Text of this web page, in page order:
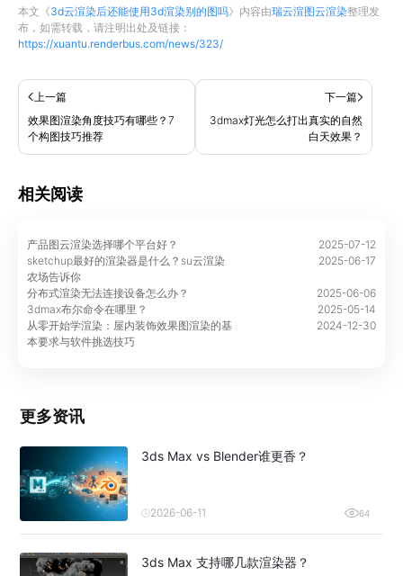
本文《3d云渲染后还能使用3d渲染别的图吗》内容由瑞云渲图云渲染整理发
布，如需转载，请注明出处及链接：
https://xuantu.renderbus.com/news/323/
上一篇
效果图渲染角度技巧有哪些？7
个构图技巧推荐
下一篇
3dmax灯光怎么打出真实的自然
白天效果？
相关阅读
产品图云渲染选择哪个平台好？
2025-07-12
sketchup最好的渲染器是什么？su云渲染
农场告诉你
2025-06-17
分布式渲染无法连接设备怎么办？
2025-06-06
3dmax布尔命令在哪里？
2025-05-14
从零开始学渲染：屋内装饰效果图渲染的基
本要求与软件挑选技巧
2024-12-30
更多资讯
3ds Max vs Blender谁更香？
2026-06-11 64
3ds Max 支持哪几款渲染器？